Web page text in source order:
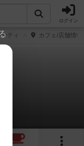
ログイン
ティ カフェ/店舗情報